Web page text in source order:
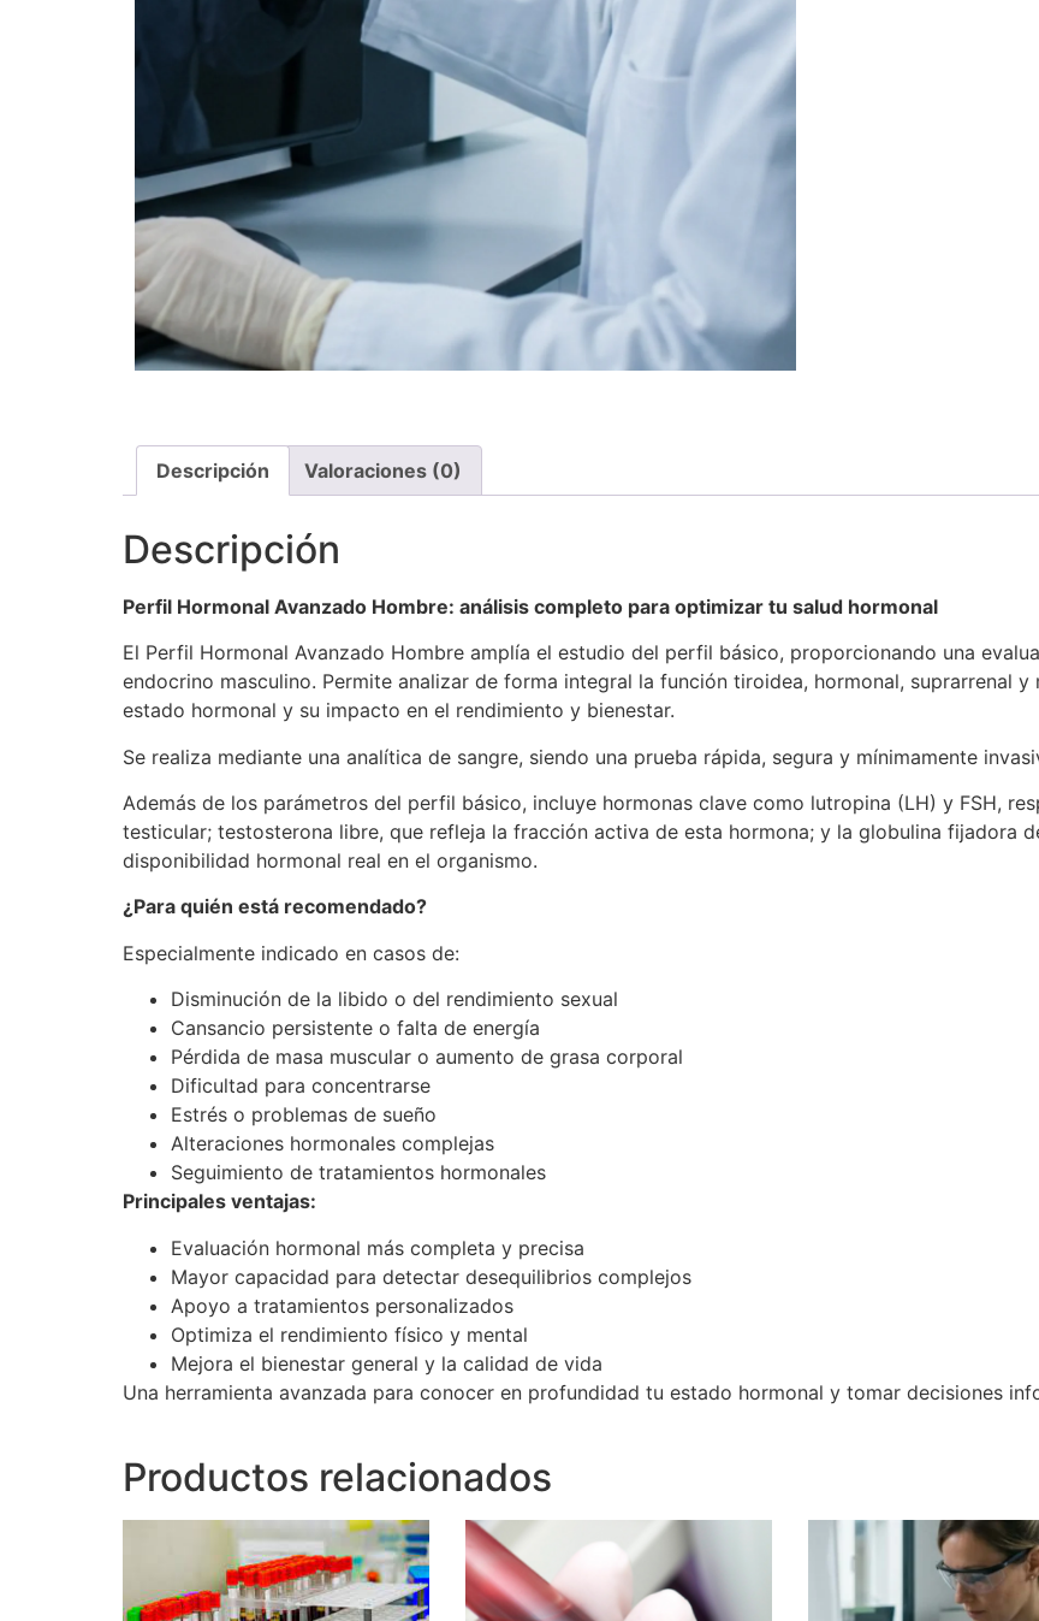
Descripción Valoraciones (0)
Descripción
Perfil Hormonal Avanzado Hombre: análisis completo para optimizar tu salud hormonal
El Perfil Hormonal Avanzado Hombre amplía el estudio del perfil básico, proporcionando una
endocrino masculino. Permite analizar de forma integral la función tiroidea, hormonal, suprarrenal
estado hormonal y su impacto en el rendimiento y bienestar.
Se realiza mediante una analítica de sangre, siendo una prueba rápida, segura y mínimamente
Además de los parámetros del perfil básico, incluye hormonas clave como lutropina (LH) y FSH,
testicular; testosterona libre, que refleja la fracción activa de esta hormona; y la globulina fijadora
disponibilidad hormonal real en el organismo.
¿Para quién está recomendado?
Especialmente indicado en casos de:
Disminución de la libido o del rendimiento sexual
Cansancio persistente o falta de energía
Pérdida de masa muscular o aumento de grasa corporal
Dificultad para concentrarse
Estrés o problemas de sueño
Alteraciones hormonales complejas
Seguimiento de tratamientos hormonales
Principales ventajas:
Evaluación hormonal más completa y precisa
Mayor capacidad para detectar desequilibrios complejos
Apoyo a tratamientos personalizados
Optimiza el rendimiento físico y mental
Mejora el bienestar general y la calidad de vida
Una herramienta avanzada para conocer en profundidad tu estado hormonal y tomar decisiones
Productos relacionados